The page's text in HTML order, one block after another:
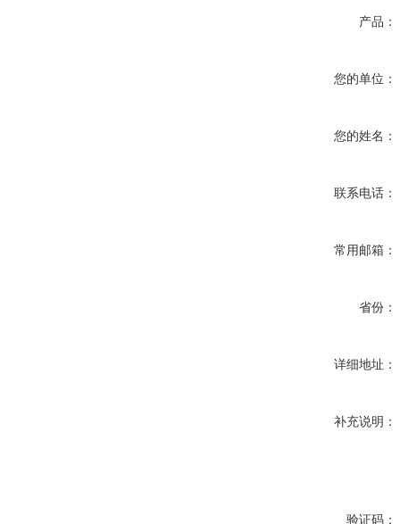
产品：
您的单位：
您的姓名：
联系电话：
常用邮箱：
省份：
详细地址：
补充说明：
验证码：